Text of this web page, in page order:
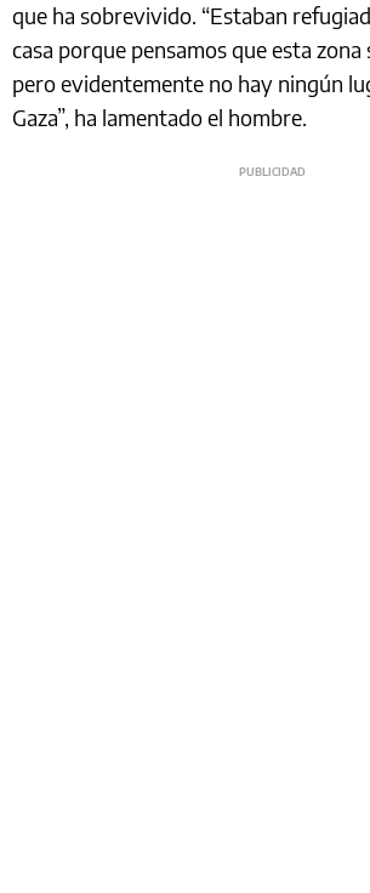
que ha sobrevivido. “Estaban
casa porque pensamos que esta zona
pero evidentemente no hay ningún
Gaza”, ha lamentado el hombre.